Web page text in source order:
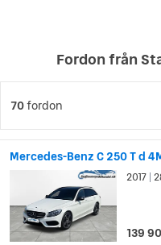
Fordon från
70fordon
2017
139